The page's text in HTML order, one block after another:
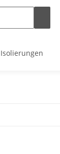
Isolierungen